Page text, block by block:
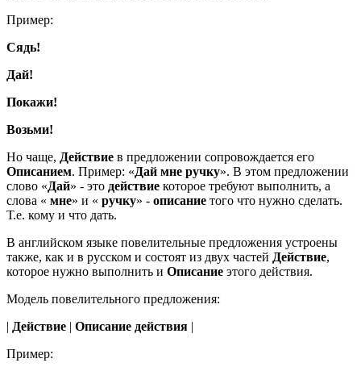
Пример:
Сядь!
Дай!
Покажи!
Возьми!
Но чаще, Действие в предложении сопровождается его
Описанием. Пример: «Дай мне ручку». В этом предложении
слово «Дай» - это действие которое требуют выполнить, а
слова « мне» и « ручку» - описание того что нужно сделать.
Т.е. кому и что дать.
В английском языке повелительные предложения устроены
также, как и в русском и состоят из двух частей Действие,
которое нужно выполнить и Описание этого действия.
Модель повелительного предложения:
| Действие | Описание действия |
Пример: